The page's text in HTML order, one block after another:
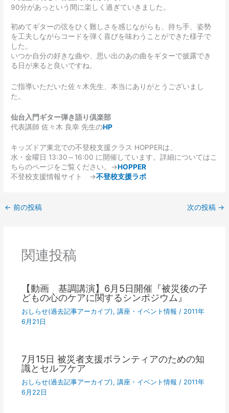
90分があっという間に楽しく過ぎていきました。
初めてギターの弦をひく難しさを感じながらも、持ち手、姿勢
を工夫しながらコードを弾く喜びを味わうことができた様子で
した。
いつか自分の好きな曲や、思い出のあの曲をギターで披露でき
る日が来ると良いですね。
ご指導いただいた佐々木先生、本当にありがとうございまし
た。
仙台入門ギター弾き語り倶楽部
代表講師 佐々木 良幸 先生のHP
キッズドア東北での不登校支援クラス HOPPERは、
水・金曜日 13:30～16:00 に開催しています。詳細についてはこ
ちらのページをご覧ください。→HOPPER
不登校支援情報サイト →不登校支援ラボ
← 前の投稿 次の投稿 →
関連投稿
【動画 基調講演】6月5日開催『被災後の子
どもの心のケアに関するシンポジウム』
おしらせ(過去記事アーカイブ), 講座・イベント情報 / 2011年
6月21日
7月15日 被災者支援ボランティアのための知
識とセルフケア
おしらせ(過去記事アーカイブ), 講座・イベント情報 / 2011年
6月22日